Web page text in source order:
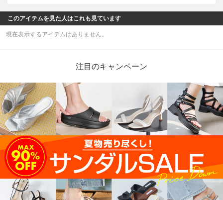
このアイテムを見た人はこれも見ています
現在表示するアイテムはありません。
注目のキャンペーン